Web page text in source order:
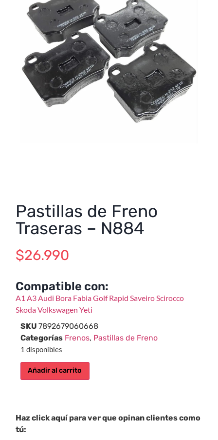
Pastillas de Freno
Traseras – N884
$26.990
Compatible con:
A1 A3Audi Bora FabiaGolfRapid SaveiroScirocco
SkodaVolkswagen Yeti
SKU 7892679060668
Categorías Frenos, Pastillas de Freno
1 disponibles
Añadir al carrito
Haz click aquí para ver que opinan clientes como
tú: